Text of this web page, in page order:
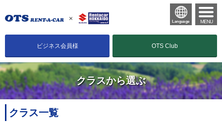
OTS Club
ビジネス会員様
Language MENU
クラスから選ぶ
クラス一覧